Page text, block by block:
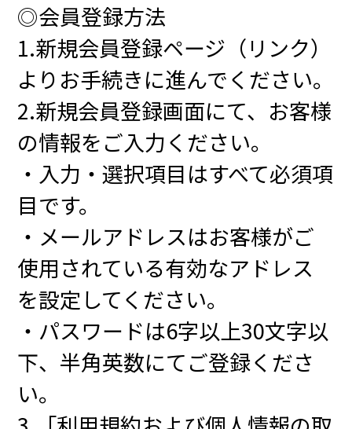
◎会員登録方法
1.新規会員登録ページ（リンク）
よりお手続きに進んでください。
2.新規会員登録画面にて、お客様
の情報をご入力ください。
・入力・選択項目はすべて必須項
目です。
・メールアドレスはお客様がご
使用されている有効なアドレス
を設定してください。
・パスワードは6字以上30文字以
下、半角英数にてご登録くださ
い。